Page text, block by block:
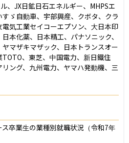
、JX日鉱日石エネルギー、MHPSエ
ゞ自動車、宇部興産、クボタ、クラ
気工業セイコーエプソン、大日本印
本化薬、日本精工、パナソニック、
マザキマザック、日本トランスオー
、東芝、中国電力、新日鐵住
ング、九州電力、ヤマハ発動機、三
卒業生の業種別就職状況（令和7年